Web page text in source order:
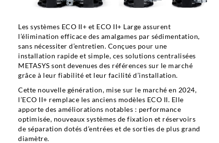
Contact persons
Contact
Les systèmes ECO II+ et ECO II+ Large assurent
l’élimination efficace des amalgames par sédimentation,
sans nécessiter d’entretien. Conçues pour une
installation rapide et simple, ces solutions centralisées
METASYS sont devenues des références sur le marché
grâce à leur fiabilité et leur facilité d’installation.
Cette nouvelle génération, mise sur le marché en 2024,
l’ECO II+ remplace les anciens modèles ECO II. Elle
apporte des améliorations notables : performance
optimisée, nouveaux systèmes de fixation et réservoirs
de séparation dotés d’entrées et de sorties de plus grand
diamètre.